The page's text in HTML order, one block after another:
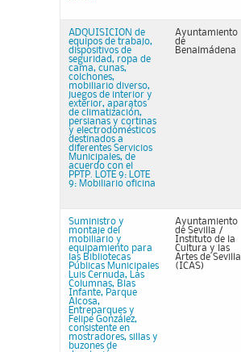
ADQUISICION de
equipos de trabajo,
dispositivos de
seguridad, ropa de
cama, cunas,
colchones,
mobiliario diverso,
juegos de interior y
exterior, aparatos
de climatización,
persianas y cortinas
y electrodomésticos
destinados a
diferentes Servicios
Municipales, de
acuerdo con el
PPTP. LOTE 9: LOTE
9: Mobiliario oficina
Ayuntamiento
de
Benalmádena
Suministro y
montaje del
mobiliario y
equipamiento para
las Bibliotecas
Públicas Municipales
Luis Cernuda, Las
Columnas, Blas
Infante, Parque
Alcosa,
Entreparques y
Felipe González,
consistente en
mostradores, sillas y
buzones de
Ayuntamiento
de Sevilla /
Instituto de la
Cultura y las
Artes de Sevilla
(ICAS)